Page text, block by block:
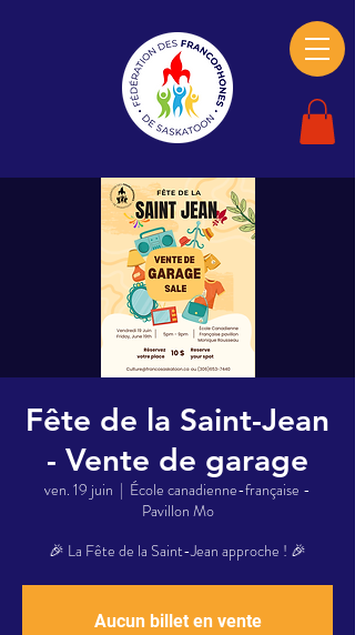
Fête de la Saint-Jean
- Vente de garage
ven. 19 juin
  |
École canadienne-française -
Pavillon Mo
🎉 La Fête de la Saint-Jean approche ! 🎉
Aucun billet en vente